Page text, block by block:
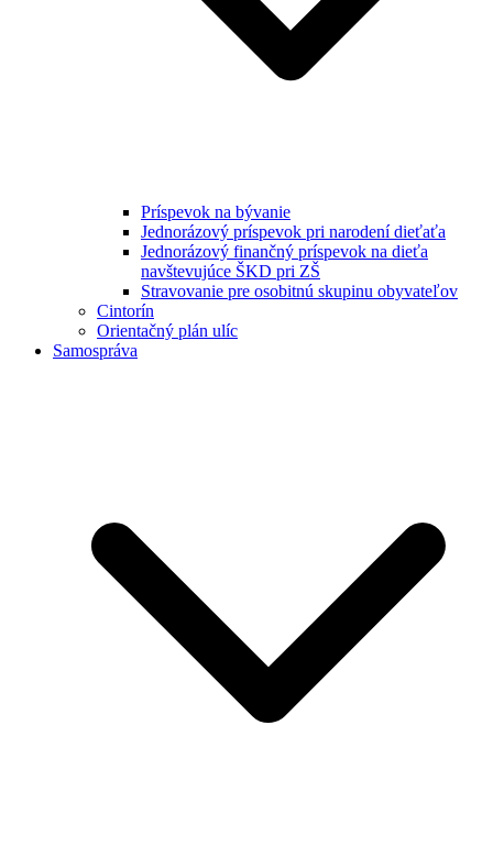
Príspevok na bývanie
Jednorázový príspevok pri narodení dieťaťa
Jednorázový finančný príspevok na dieťa
navštevujúce ŠKD pri ZŠ
Stravovanie pre osobitnú skupinu obyvateľov
Cintorín
Orientačný plán ulíc
Samospráva